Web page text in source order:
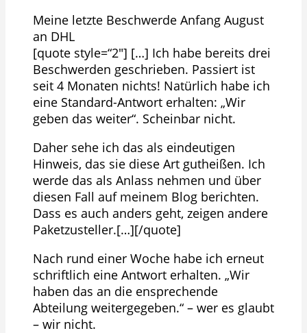
Meine letzte Beschwerde Anfang August
an DHL
[quote style=“2″] […] Ich habe bereits drei
Beschwerden geschrieben. Passiert ist
seit 4 Monaten nichts! Natürlich habe ich
eine Standard-Antwort erhalten: „Wir
geben das weiter“. Scheinbar nicht.
Daher sehe ich das als eindeutigen
Hinweis, das sie diese Art gutheißen. Ich
werde das als Anlass nehmen und über
diesen Fall auf meinem Blog berichten.
Dass es auch anders geht, zeigen andere
Paketzusteller.[…][/quote]
Nach rund einer Woche habe ich erneut
schriftlich eine Antwort erhalten. „Wir
haben das an die ensprechende
Abteilung weitergegeben.“ – wer es glaubt
– wir nicht.